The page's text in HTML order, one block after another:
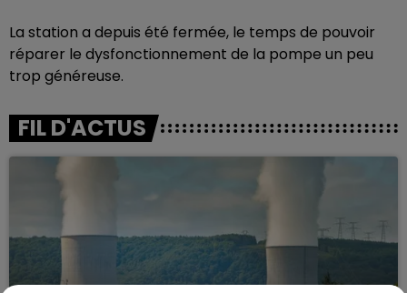
La station a depuis été fermée, le temps de pouvoir
réparer le dysfonctionnement de la pompe un peu
trop généreuse.
FIL D'ACTUS